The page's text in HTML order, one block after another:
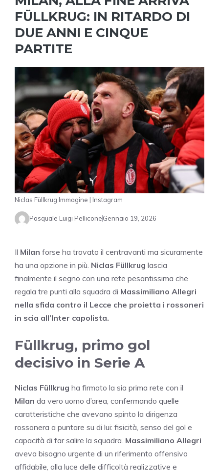
FÜLLKRUG: IN RITARDO DI
DUE ANNI E CINQUE
PARTITE
Niclas Füllkrug Immagine | Instagram
Pasquale Luigi PelliconeGennaio 19, 2026
Il Milan forse ha trovato il centravanti ma sicuramente
ha una opzione in più. Niclas Füllkrug lascia
finalmente il segno con una rete pesantissima che
regala tre punti alla squadra di Massimiliano Allegri
nella sfida contro il Lecce che proietta i rossoneri
in scia all’Inter capolista.
Füllkrug, primo gol
decisivo in Serie A
Niclas Füllkrug ha firmato la sia prima rete con il
Milan da vero uomo d’area, confermando quelle
caratteristiche che avevano spinto la dirigenza
rossonera a puntare su di lui: fisicità, senso del gol e
capacità di far salire la squadra. Massimiliano Allegri
aveva bisogno urgente di un riferimento offensivo
affidabile, alla luce delle difficoltà realizzative e